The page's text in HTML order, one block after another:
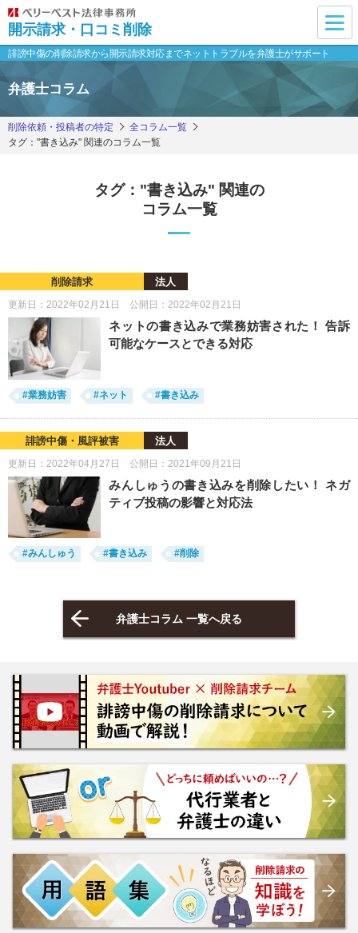
開示請求・口コミ削除
誹謗中傷の削除請求から開示請求対応までネットトラブルを弁護士がサポート
弁護士コラム
削除依頼・投稿者の特定
全コラム一覧
タグ："書き込み" 関連のコラム一覧
タグ："書き込み" 関連の
コラム一覧
削除請求 法人
更新日：2022年02月21日 公開日：2022年02月21日
ネットの書き込みで業務妨害された！ 告訴
可能なケースとできる対応
#業務妨害 #ネット #書き込み
誹謗中傷・風評被害 法人
更新日：2022年04月27日 公開日：2021年09月21日
みんしゅうの書き込みを削除したい！ ネガ
ティブ投稿の影響と対応法
#みんしゅう #書き込み #削除
弁護士コラム 一覧へ戻る